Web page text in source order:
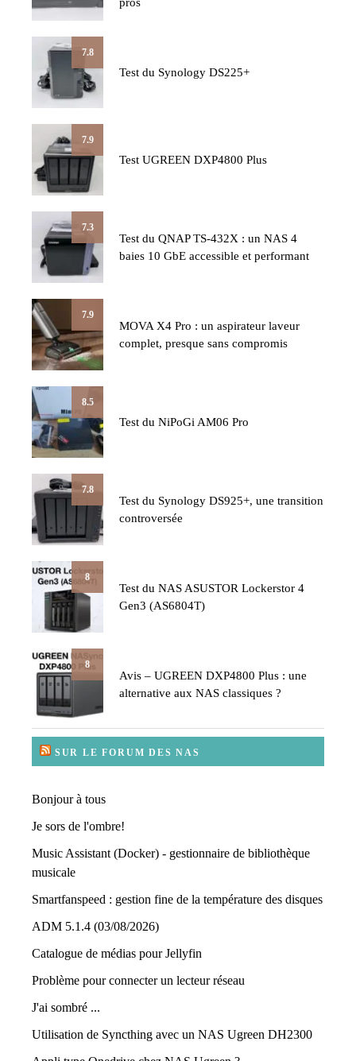
7.8
Test du Synology DS225+
7.9
Test UGREEN DXP4800 Plus
7.3
Test du QNAP TS-432X : un NAS 4
baies 10 GbE accessible et performant
7.9
MOVA X4 Pro : un aspirateur laveur
complet, presque sans compromis
8.5
Test du NiPoGi AM06 Pro
7.8
Test du Synology DS925+, une transition
controversée
8
Test du NAS ASUSTOR Lockerstor 4
Gen3 (AS6804T)
8
Avis – UGREEN DXP4800 Plus : une
alternative aux NAS classiques ?
SUR LE FORUM DES NAS
Bonjour à tous
Je sors de l'ombre!
Music Assistant (Docker) - gestionnaire de bibliothèque
musicale
Smartfanspeed : gestion fine de la température des disques
ADM 5.1.4 (03/08/2026)
Catalogue de médias pour Jellyfin
Problème pour connecter un lecteur réseau
J'ai sombré ...
Utilisation de Syncthing avec un NAS Ugreen DH2300